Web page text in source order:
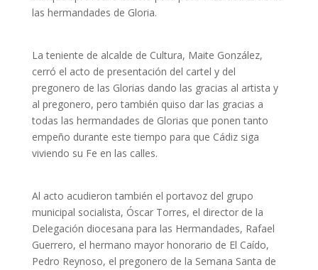
las hermandades de Gloria.
La teniente de alcalde de Cultura, Maite González,
cerró el acto de presentación del cartel y del
pregonero de las Glorias dando las gracias al artista y
al pregonero, pero también quiso dar las gracias a
todas las hermandades de Glorias que ponen tanto
empeño durante este tiempo para que Cádiz siga
viviendo su Fe en las calles.
Al acto acudieron también el portavoz del grupo
municipal socialista, Óscar Torres, el director de la
Delegación diocesana para las Hermandades, Rafael
Guerrero, el hermano mayor honorario de El Caído,
Pedro Reynoso, el pregonero de la Semana Santa de